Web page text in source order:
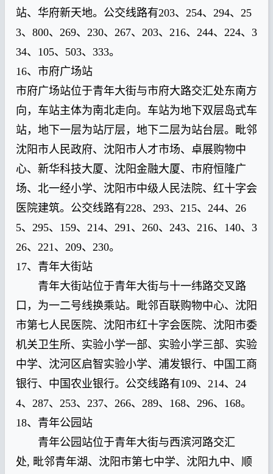
站、华府新天地。公交线路有203、254、294、25
3、800、269、230、267、203、216、244、224、3
34、105、503、333。
16、市府广场站
市府广场站位于青年大街与市府大路交汇处东南方
向，车站主体为南北走向。车站为地下双层岛式车
站，地下一层为站厅层，地下二层为站台层。毗邻
沈阳市人民政府、沈阳市人才市场、卓展购物中
心、新华科技大厦、沈阳金融大厦、市府恒隆广
场、北一经小学、沈阳市中级人民法院、红十字会
医院建筑。公交线路有228、293、215、244、26
5、295、159、214、291、260、243、216、140、3
26、221、209、230。
17、青年大街站
青年大街站位于青年大街与十一纬路交叉路
口，为一二号线换乘站。毗邻百联购物中心、沈阳
市第七人民医院、沈阳市红十字会医院、沈阳市委
机关卫生所、实验小学一部、实验小学三部、实验
中学、沈河区启智实验小学、浦发银行、中国工商
银行、中国农业银行。公交线路有109、214、24
4、287、253、237、266、289、168、296、168。
18、青年公园站
青年公园站位于青年大街与西滨河路交汇
处, 毗邻青年湖、沈阳市第七中学、沈阳九中、顺